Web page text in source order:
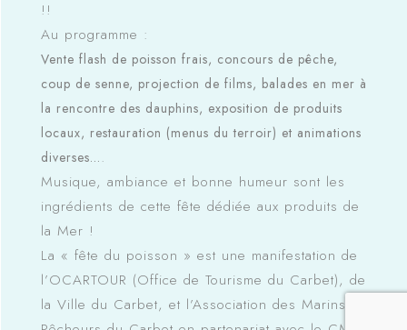
!!
Au programme :
Vente flash de poisson frais, concours de pêche,
coup de senne, projection de films, balades en mer à
la rencontre des dauphins, exposition de produits
locaux, restauration (menus du terroir) et animations
diverses… .
Musique, ambiance et bonne humeur sont les
ingrédients de cette fête dédiée aux produits de
la Mer !
La « fête du poisson » est une manifestation de
l’OCARTOUR (Office de Tourisme du Carbet), de
la Ville du Carbet, et l’Association des Marins